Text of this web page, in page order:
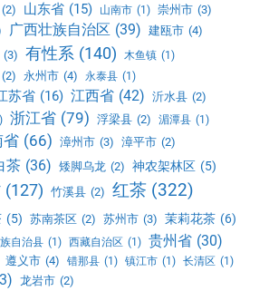
(2) 山东省 (15) 山南市 (1) 崇州市 (3)
广西壮族自治区 (39) 建瓯市 (4)
(3) 有性系 (140) 木鱼镇 (1)
(2) 永州市 (4) 永泰县 (1)
苏省 (16) 江西省 (42) 沂水县 (2)
浙江省 (79) 浮梁县 (2) 湄潭县 (1)
省 (66) 漳州市 (3) 漳平市 (2)
茶 (36) 矮脚乌龙 (2) 神农架林区 (5)
(127) 竹溪县 (2) 红茶 (322)
(5) 苏南茶区 (2) 苏州市 (3) 茉莉花茶 (6)
自治县 (1) 西藏自治区 (1) 贵州省 (30)
遵义市 (4) 错那县 (1) 镇江市 (1) 长清区 (1)
龙岩市 (2)